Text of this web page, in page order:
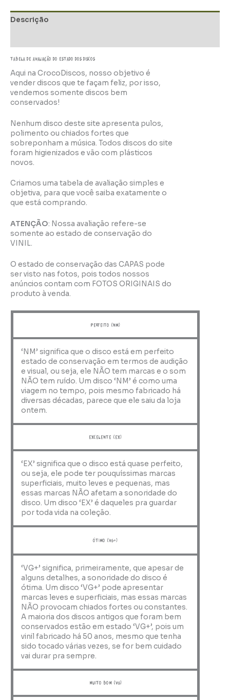
Descrição
TABELA DE AVALIAÇÃo do estado dos discos
Aqui na CrocoDiscos, nosso objetivo é
vender discos que te façam feliz, por isso,
vendemos somente discos bem
conservados!
Nenhum disco deste site apresenta pulos,
polimento ou chiados fortes que
sobreponham a música. Todos discos do site
foram higienizados e vão com plásticos
novos.
Criamos uma tabela de avaliação simples e
objetiva, para que você saiba exatamente o
que está comprando.
ATENÇÃO: Nossa avaliação refere-se
somente ao estado de conservação do
VINIL.
O estado de conservação das CAPAS pode
ser visto nas fotos, pois todos nossos
anúncios contam com FOTOS ORIGINAIS do
produto à venda.
perfeito (NM)
‘NM’ significa que o disco está em perfeito
estado de conservação em termos de audição
e visual, ou seja, ele NÃO tem marcas e o som
NÃO tem ruído. Um disco ‘NM’ é como uma
viagem no tempo, pois mesmo fabricado há
diversas décadas, parece que ele saiu da loja
ontem.
Excelente (EX)
‘EX’ significa que o disco está quase perfeito,
ou seja, ele pode ter pouquíssimas marcas
superficiais, muito leves e pequenas, mas
essas marcas NÃO afetam a sonoridade do
disco. Um disco ‘EX’ é daqueles pra guardar
por toda vida na coleção.
ótimo (VG+)
‘VG+’ significa, primeiramente, que apesar de
alguns detalhes, a sonoridade do disco é
ótima. Um disco ‘VG+’ pode apresentar
marcas leves e superficiais, mas essas marcas
NÃO provocam chiados fortes ou constantes.
A maioria dos discos antigos que foram bem
conservados estão em estado ‘VG+’, pois um
vinil fabricado há 50 anos, mesmo que tenha
sido tocado várias vezes, se for bem cuidado
vai durar pra sempre.
muito bom (VG)